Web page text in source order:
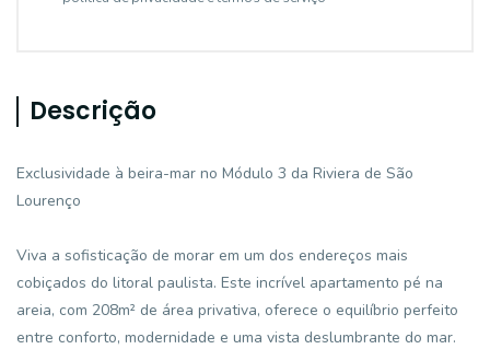
Descrição
Exclusividade à beira-mar no Módulo 3 da Riviera de São
Lourenço
Viva a sofisticação de morar em um dos endereços mais
cobiçados do litoral paulista. Este incrível apartamento pé na
areia, com 208m² de área privativa, oferece o equilíbrio perfeito
entre conforto, modernidade e uma vista deslumbrante do mar.